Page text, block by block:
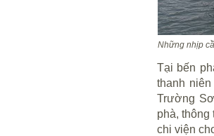
Những nhịp
Tại bến
thanh
Trường
phà,
chi viện